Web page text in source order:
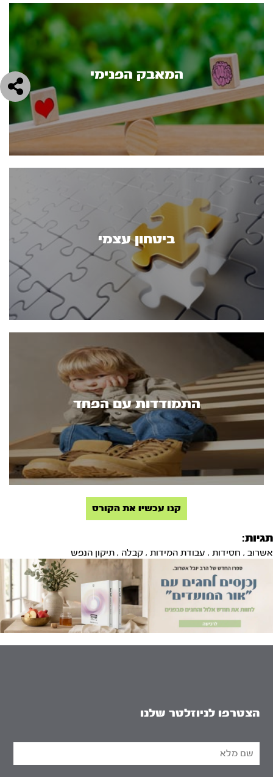
המאבק הפנימי
ביטחון עצמי
התמודדות עם הפחד
קנו עכשיו את הקורס
תגיות:
אשרוב , חסידות , עבודת המידות , קבלה , תיקון הנפש
הצטרפו לניוזלטר שלנו